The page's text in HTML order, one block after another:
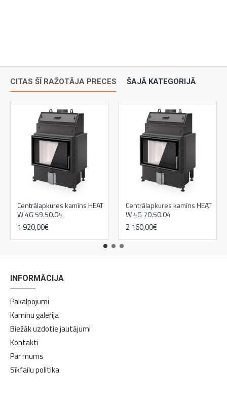
CITAS ŠĪ RAŽOTĀJA PRECES ŠAJĀ KATEGORIJĀ
Centrālapkures kamīns HEAT
W 4G 59.50.04
1 920,00€
Centrālapkures kamīns HEAT
W 4G 70.50.04
2 160,00€
INFORMĀCIJA
Pakalpojumi
Kamīnu galerija
Biežāk uzdotie jautājumi
Kontakti
Par mums
Sīkfailu politika